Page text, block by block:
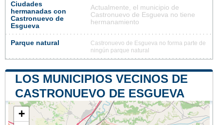
Ciudades
hermanadas con
Castronuevo de
Esgueva
Actualmente, el municipio de
Castronuevo de Esgueva no tiene
hermanamiento
Parque natural
Castronuevo de Esgueva no forma parte de
ningún parque natural
LOS MUNICIPIOS VECINOS DE
CASTRONUEVO DE ESGUEVA
+